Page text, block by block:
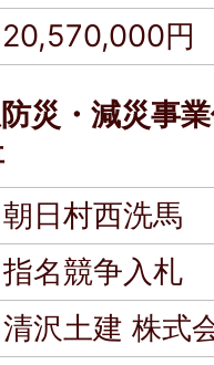
20,570,000円
災・減災事
朝日村西洗馬
指名競争入札
清沢土建 株式